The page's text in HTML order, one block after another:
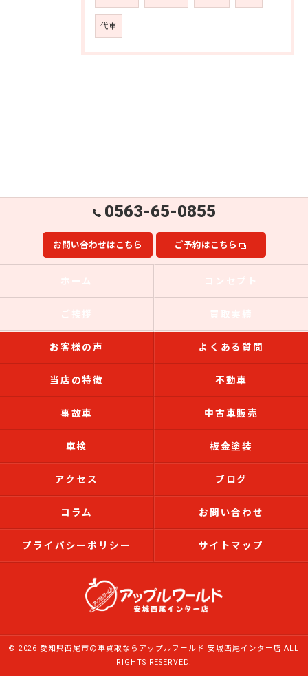
代車
0563-65-0855
お問い合わせはこちら ご予約はこちら
お客様の声 よくある質問
当店の特徴 不動車
事故車 中古車販売
車検 板金塗装
アクセス ブログ
コラム お問い合わせ
プライバシーポリシー サイトマップ
© 2026 愛知県西尾市の車買取ならアップルワールド 安城西尾インター店 ALL
RIGHTS RESERVED.